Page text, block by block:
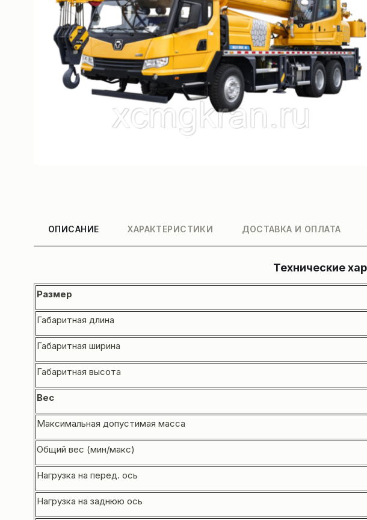
ОПИСАНИЕ ХАРАКТЕРИСТИКИ ДОСТАВКА И ОПЛАТА
Технические
Размер
Габаритная длина
Габаритная ширина
Габаритная высота
Вес
Максимальная допустимая масса
Общий вес (мин/макс)
Нагрузка на перед. ось
Нагрузка на заднюю ось